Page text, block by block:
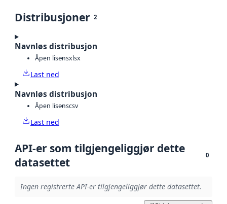
Distribusjoner 2
Navnløs distribusjon
Åpen lisensxlsx
Last ned
Navnløs distribusjon
Åpen lisenscsv
Last ned
API-er som tilgjengeliggjør dette
datasettet
0
Ingen registrerte API-er tilgjengeliggjør dette datasettet.